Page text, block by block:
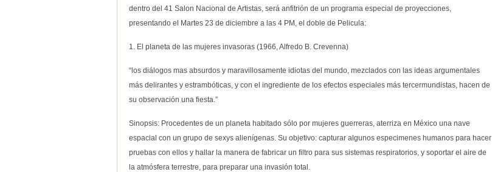
dentro del 41 Salon Nacional de Artistas, será anfitrión de un programa especial de proyecciones,
presentando el Martes 23 de diciembre a las 4 PM, el doble de Pelicula:
1. El planeta de las mujeres invasoras (1966, Alfredo B. Crevenna)
“los diálogos mas absurdos y maravillosamente idiotas del mundo, mezclados con las ideas argumentales
más delirantes y estrambóticas, y con el ingrediente de los efectos especiales más tercermundistas, hacen de
su observación una fiesta.”
Sinopsis: Procedentes de un planeta habitado sólo por mujeres guerreras, aterriza en México una nave
espacial con un grupo de sexys alienígenas. Su objetivo: capturar algunos especimenes humanos para hacer
pruebas con ellos y hallar la manera de fabricar un filtro para sus sistemas respiratorios, y soportar el aire de
la atmósfera terrestre, para preparar una invasión total.